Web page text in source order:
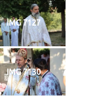
IMG 7127
IMG 7130